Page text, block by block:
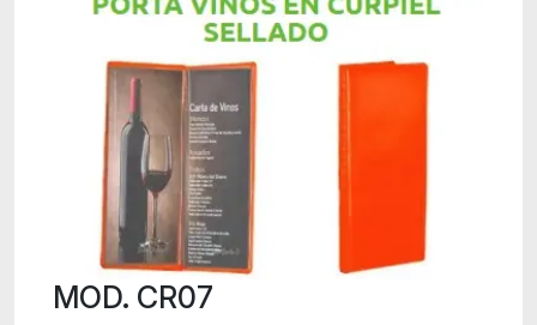
MOD. CR07